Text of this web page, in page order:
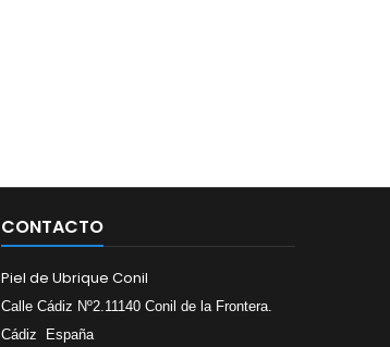
CONTACTO
Piel de Ubrique Conil
Calle Cádiz Nº2.11140 Conil de la Frontera.
Cádiz España